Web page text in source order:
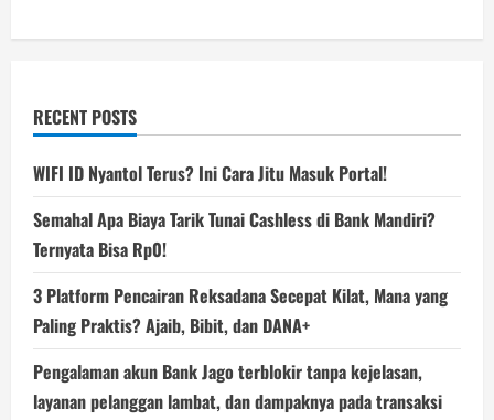
RECENT POSTS
WIFI ID Nyantol Terus? Ini Cara Jitu Masuk Portal!
Semahal Apa Biaya Tarik Tunai Cashless di Bank Mandiri?
Ternyata Bisa Rp0!
3 Platform Pencairan Reksadana Secepat Kilat, Mana yang
Paling Praktis? Ajaib, Bibit, dan DANA+
Pengalaman akun Bank Jago terblokir tanpa kejelasan,
layanan pelanggan lambat, dan dampaknya pada transaksi